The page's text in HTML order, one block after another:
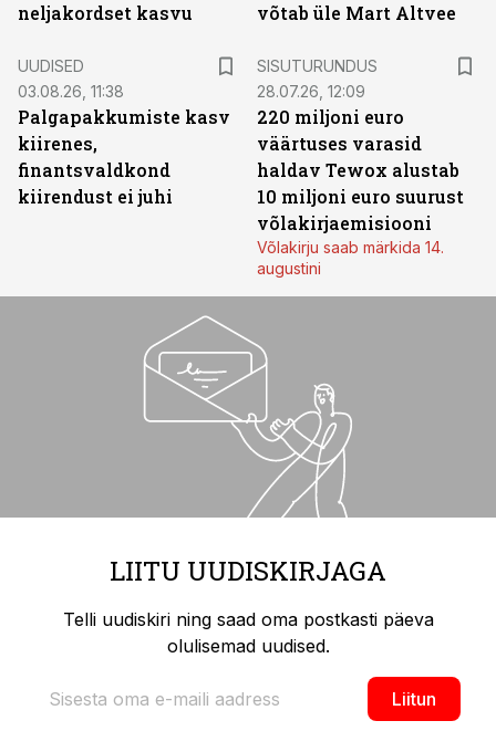
neljakordset kasvu
võtab üle Mart Altvee
UUDISED
03.08.26, 11:38
Palgapakkumiste kasv
kiirenes,
finantsvaldkond
kiirendust ei juhi
SISUTURUNDUS
28.07.26, 12:09
220 miljoni euro
väärtuses varasid
haldav Tewox alustab
10 miljoni euro suurust
võlakirjaemisiooni
Võlakirju saab märkida 14.
augustini
LIITU UUDISKIRJAGA
Telli uudiskiri ning saad oma postkasti päeva
olulisemad uudised.
Liitun